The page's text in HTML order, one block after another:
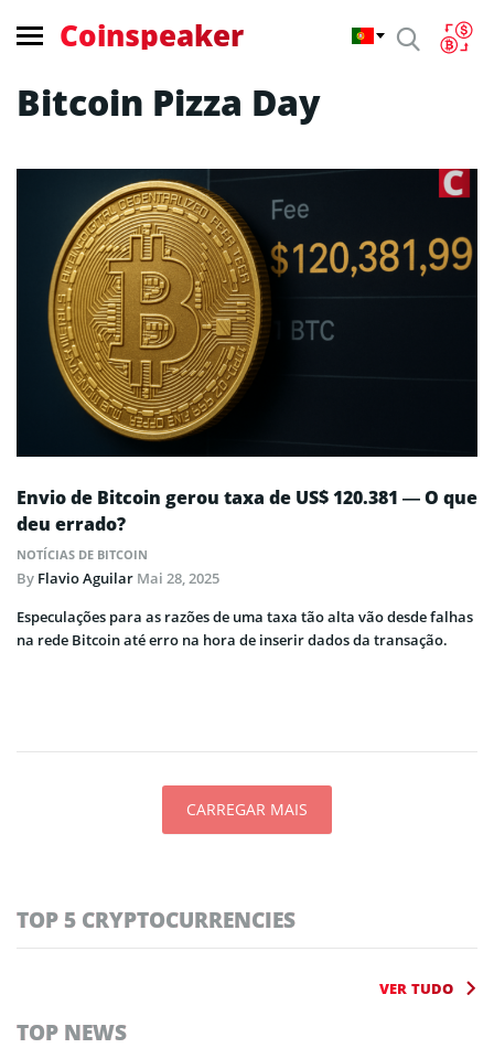
Coinspeaker
Bitcoin Pizza Day
Envio de Bitcoin gerou taxa de US$ 120.381 — O que
deu errado?
NOTÍCIAS DE BITCOIN
By Flavio Aguilar Mai 28, 2025
Especulações para as razões de uma taxa tão alta vão desde falhas
na rede Bitcoin até erro na hora de inserir dados da transação.
CARREGAR MAIS
TOP 5 CRYPTOCURRENCIES
VER TUDO
TOP NEWS